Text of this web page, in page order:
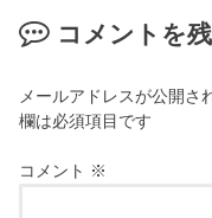
コメントを
メールアドレスが公開さ
欄は必須項目です
コメント ※